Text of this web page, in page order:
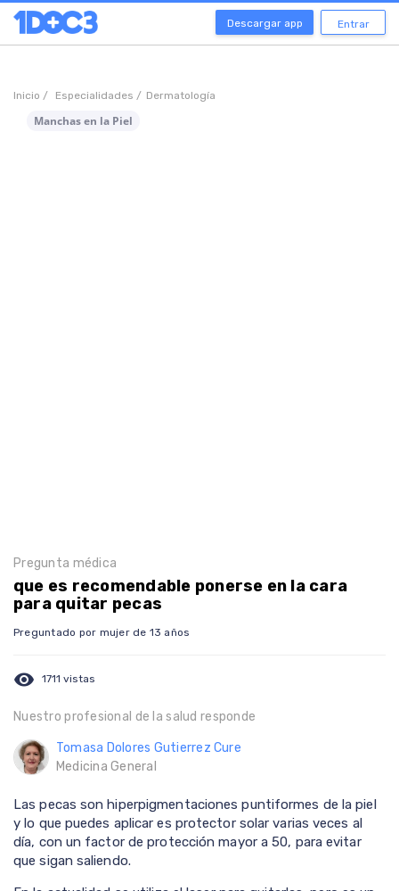
Descargar app Entrar
Inicio / Especialidades / Dermatología
Manchas en la Piel
Pregunta médica
que es recomendable ponerse en la cara
para quitar pecas
Preguntado por mujer de 13 años
visibility 1711 vistas
Nuestro profesional de la salud responde
Tomasa Dolores Gutierrez Cure
Medicina General
Las pecas son hiperpigmentaciones puntiformes de la piel
y lo que puedes aplicar es protector solar varias veces al
día, con un factor de protección mayor a 50, para evitar
que sigan saliendo.